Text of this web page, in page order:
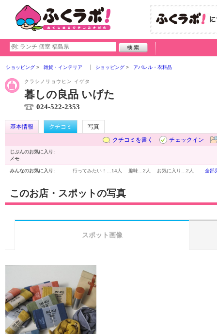
ショッピング 雑貨・インテリア ショッピング アパレル・衣料品
クラシノリョウヒン イゲタ
暮しの良品 いげた
024-522-2353
基本情報 クチコミ
写真
クチコミを書く
チェックイン
じぶんのお気に入り:
メモ:
みんなのお気に入り: 行ってみたい！… 14人 趣味… 2人 お気に入り… 2人 全部
このお店・スポットの写真
スポット画像